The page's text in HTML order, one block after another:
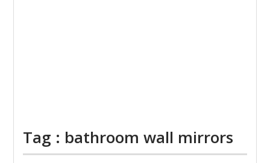
Tag : bathroom wall mirrors